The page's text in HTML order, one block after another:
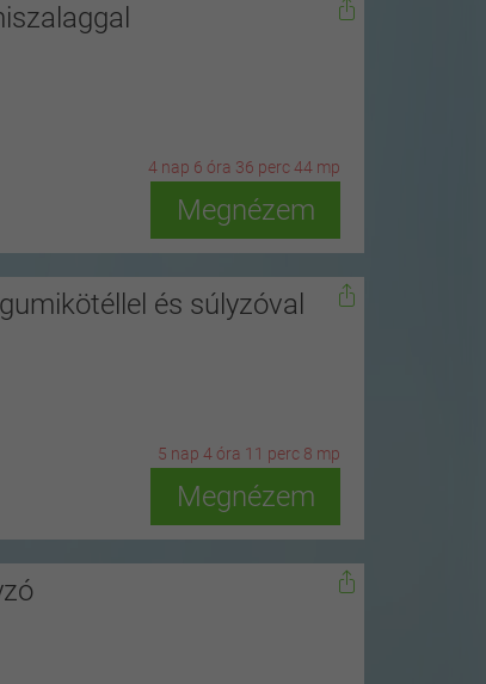
4 nap 6 óra 36 perc42 mp
Megnézem
és súlyzóval
5 nap 4 óra 11 perc 6 mp
Megnézem